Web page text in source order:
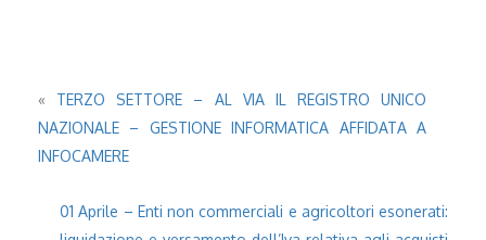
« TERZO SETTORE – AL VIA IL REGISTRO UNICO
NAZIONALE – GESTIONE INFORMATICA AFFIDATA A
INFOCAMERE
01 Aprile – Enti non commerciali e agricoltori esonerati: